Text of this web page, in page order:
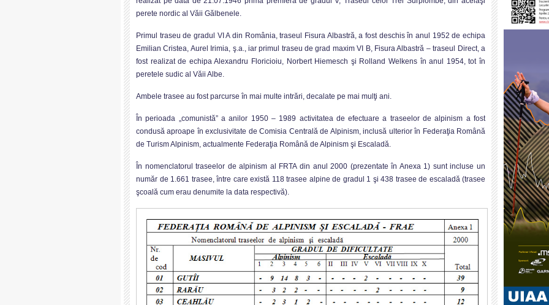
perete nordic al Văii Gălbenele.
Primul traseu de gradul VI A din România, traseul Fisura Albastră, a fost deschis în anul 1952 de echipa
Emilian Cristea, Aurel Irimia, ş.a., iar primul traseu de grad maxim VI B, Fisura Albastră – traseul Direct, a
fost realizat de echipa Alexandru Floricioiu, Norbert Hiemesch şi Rolland Welkens în anul 1954, tot în
peretele sudic al Văii Albe.
Ambele trasee au fost parcurse în mai multe intrări, decalate pe mai mulţi ani.
În perioada „comunistă” a anilor 1950 – 1989 activitatea de efectuare a traseelor de alpinism a fost
condusă aproape în exclusivitate de Comisia Centrală de Alpinism, inclusă ulterior în Federaţia Română
de Turism Alpinism, actualmente Federaţia Română de Alpinism şi Escaladă.
În nomenclatorul traseelor de alpinism al FRTA din anul 2000 (prezentate în Anexa 1) sunt incluse un
număr de 1.661 trasee, între care există 118 trasee alpine de gradul 1 şi 438 trasee de escaladă (trasee
şcoală cum erau denumite la data respectivă).